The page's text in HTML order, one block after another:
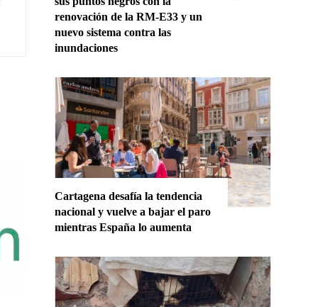
renovación de la RM-E33 y un
nuevo sistema contra las
inundaciones
Cartagena desafía la tendencia
nacional y vuelve a bajar el paro
mientras España lo aumenta